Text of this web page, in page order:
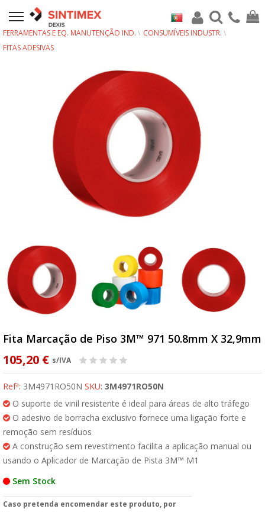
FERRAMENTAS E EQ. MANUTENÇÃO IND.
CONSUMÍVEIS INDUSTR.
FITAS ADESIVAS
Fita Marcação de Piso 3M™ 971 50.8mm X 32,9mm
105,20 € s/IVA
Refª: 3M4971RO50N SKU: 3M4971RO50N
O suporte de vinil resistente é ideal para áreas de alto tráfego
O adesivo de borracha exclusivo fornece uma ligação forte e
remoção sem resíduos
A construção sem revestimento facilita a aplicação manual ou
usando o Aplicador de Marcação de Pista 3M™ M1
Sem Stock
Caso pretenda encomendar este produto, por